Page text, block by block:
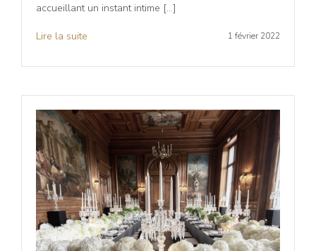
accueillant un instant intime […]
Lire la suite
1 février 2022